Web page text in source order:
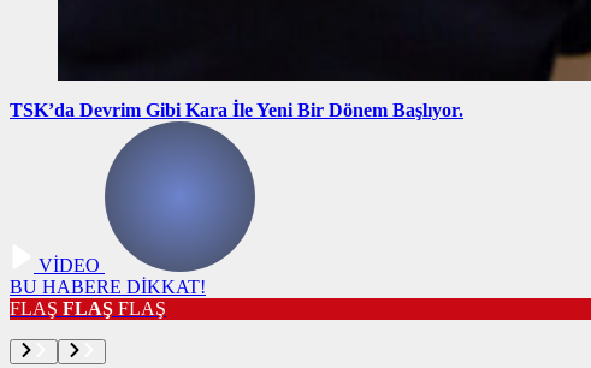
TSK’da Devrim Gibi Kara İle Yeni Bir Dönem Başlıyor.
VİDEO
BU HABERE DİKKAT!
FLAŞ FLAŞ FLAŞ